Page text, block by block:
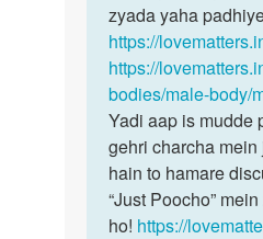
by
Rajesh
zyada yaha
https://
https://
bodies/male-body/
Yadi aap is mudde
gehri charcha
hain to hamare
“Just Poocho”
ho! https://